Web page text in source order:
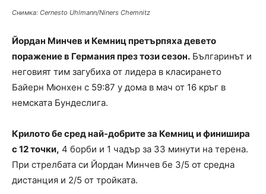
Снимка: Cernesto Uhlmann/Niners Chemnitz
Йордан Минчев и Кемниц претърпяха девето
поражение в Германия през този сезон. Българинът и
неговият тим загубиха от лидера в класирането
Байерн Мюнхен с 59:87 у дома в мач от 16 кръг в
немската Бундеслига.
Крилото бе сред най-добрите за Кемниц и финишира
с 12 точки, 4 борби и 1 чадър за 33 минути на терена.
При стрелбата си Йордан Минчев бе 3/5 от средна
дистанция и 2/5 от тройката.